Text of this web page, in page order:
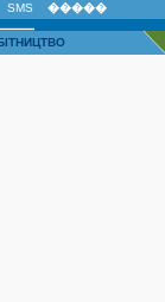
SMS �����